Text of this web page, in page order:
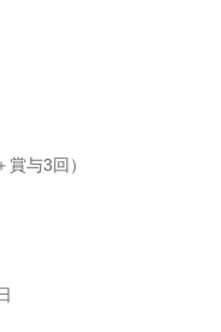
与3回）